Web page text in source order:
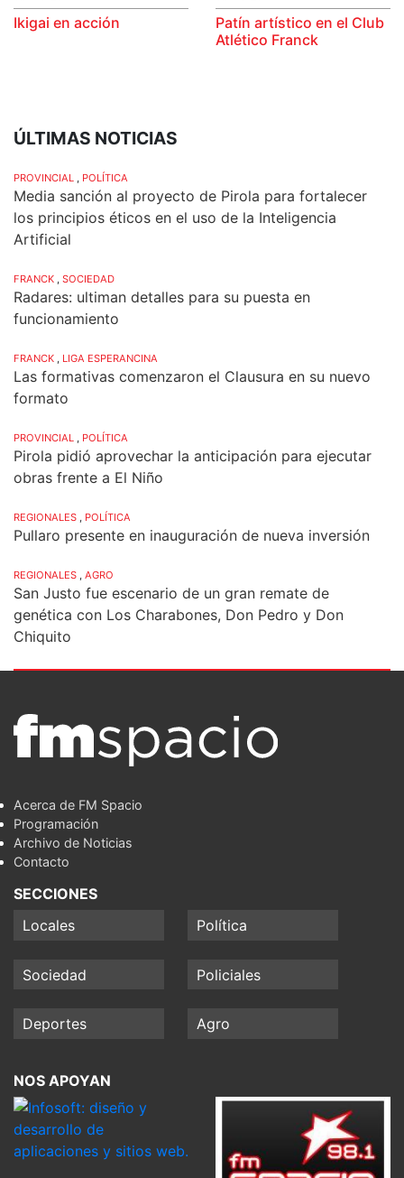
Ikigai en acción
Patín artístico en el Club
Atlético Franck
ÚLTIMAS NOTICIAS
PROVINCIAL , POLÍTICA
Media sanción al proyecto de Pirola para fortalecer
los principios éticos en el uso de la Inteligencia
Artificial
FRANCK , SOCIEDAD
Radares: ultiman detalles para su puesta en
funcionamiento
FRANCK , LIGA ESPERANCINA
Las formativas comenzaron el Clausura en su nuevo
formato
PROVINCIAL , POLÍTICA
Pirola pidió aprovechar la anticipación para ejecutar
obras frente a El Niño
REGIONALES , POLÍTICA
Pullaro presente en inauguración de nueva inversión
REGIONALES , AGRO
San Justo fue escenario de un gran remate de
genética con Los Charabones, Don Pedro y Don
Chiquito
Acerca de FM Spacio
Programación
Archivo de Noticias
Contacto
SECCIONES
Locales
Política
Sociedad Policiales
Deportes Agro
NOS APOYAN